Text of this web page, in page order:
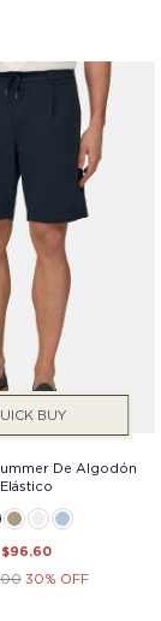
BUY
De Algodón
Elástico
$96.60
30% OFF